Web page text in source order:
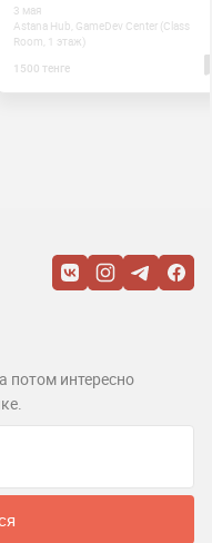
3 мая
Astana Hub, GameDev Center (Class
Room, 1 этаж)
1500 тенге
потом интересно